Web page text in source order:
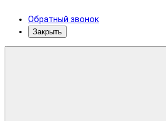
Обратный звонок
Закрыть